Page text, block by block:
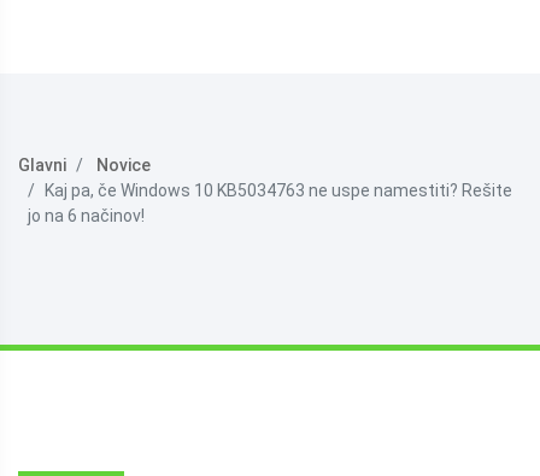
Glavni
Novice
Kaj pa, če Windows 10 KB5034763 ne uspe namestiti? Rešite
jo na 6 načinov!